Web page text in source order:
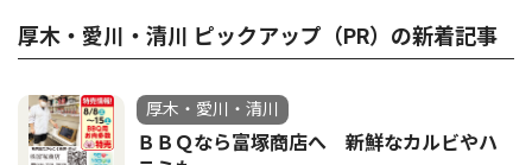
厚木・愛川・清川 ピックアップ（PR）の新着記事
厚木・愛川・清川
ＢＢＱなら富塚商店へ 新鮮なカルビやハ